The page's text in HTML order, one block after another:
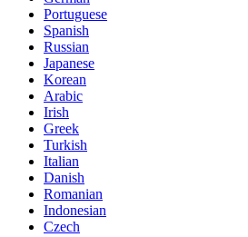
Portuguese
Spanish
Russian
Japanese
Korean
Arabic
Irish
Greek
Turkish
Italian
Danish
Romanian
Indonesian
Czech